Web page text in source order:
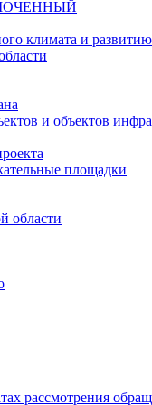
климата и
и объектов
площадки
области
рассмотрения